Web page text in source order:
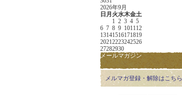
2026年9月
日 月 火水木金土
1 2 3 4 5
6 7 8 9 101112
13141516171819
20212223242526
27282930
メールマガジン
メルマガ登録・解除はこちら